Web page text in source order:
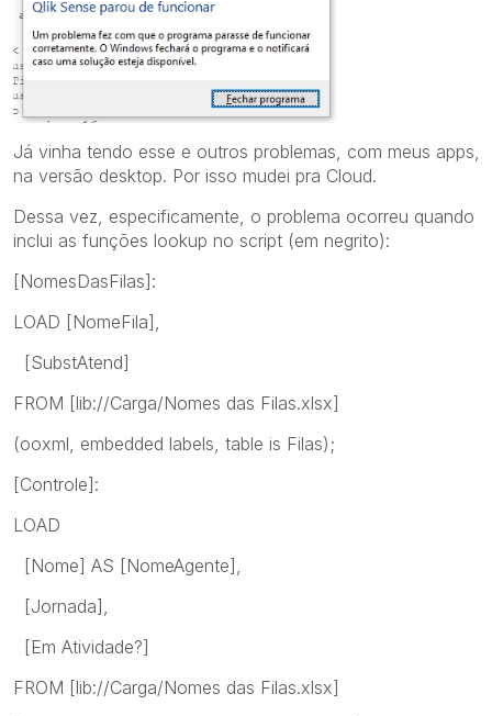
Já vinha tendo esse e outros problemas, com meus apps,
na versão desktop. Por isso mudei pra Cloud.
Dessa vez, especificamente, o problema ocorreu quando
inclui as funções lookup no script (em negrito):
[NomesDasFilas]:
LOAD [NomeFila],
[SubstAtend]
FROM [lib://Carga/Nomes das Filas.xlsx]
(ooxml, embedded labels, table is Filas);
[Controle]:
LOAD
[Nome] AS [NomeAgente],
[Jornada],
[Em Atividade?]
FROM [lib://Carga/Nomes das Filas.xlsx]